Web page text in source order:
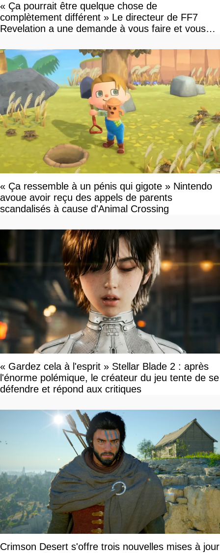
« Ça pourrait être quelque chose de
complètement différent » Le directeur de FF7
Revelation a une demande à vous faire et vous
« Ça ressemble à un pénis qui gigote » Nintendo
avoue avoir reçu des appels de parents
scandalisés à cause d'Animal Crossing
« Gardez cela à l'esprit » Stellar Blade 2 : après
l'énorme polémique, le créateur du jeu tente de se
défendre et répond aux critiques
Crimson Desert s'offre trois nouvelles mises à jour